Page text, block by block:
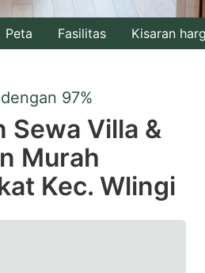
with
the
select
a
date.
Press
Peta Fasilitas Kisaran
97%
Sewa Villa &
Murah
Kec. Wlingi